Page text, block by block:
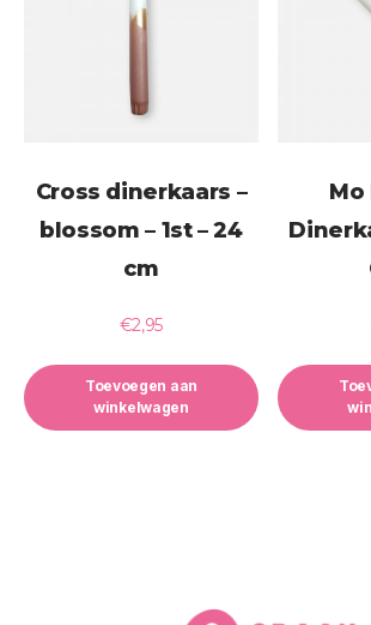
Cross dinerkaars –
blossom – 1st – 24
cm
€2,95
Toevoegen aan
winkelwagen
Mo